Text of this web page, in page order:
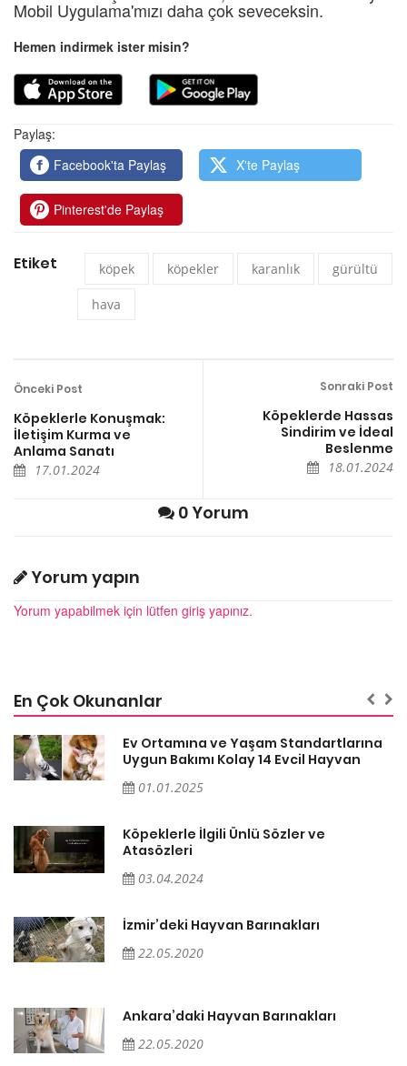
Mobil Uygulama'mızı daha çok seveceksin.
Hemen indirmek ister misin?
Paylaş:
Facebook'ta Paylaş
X'te Paylaş
Pinterest'de Paylaş
Etiket köpek köpekler karanlık gürültü
hava
Önceki Post
Köpeklerle Konuşmak:
İletişim Kurma ve
Anlama Sanatı
17.01.2024
Sonraki Post
Köpeklerde Hassas
Sindirim ve İdeal
Beslenme
18.01.2024
0 Yorum
Yorum yapın
Yorum yapabilmek için lütfen giriş yapınız.
En Çok Okunanlar
Ev Ortamına ve Yaşam Standartlarına
Uygun Bakımı Kolay 14 Evcil Hayvan
01.01.2025
Köpeklerle İlgili Ünlü Sözler ve
Atasözleri
03.04.2024
İzmir’deki Hayvan Barınakları
22.05.2020
Ankara’daki Hayvan Barınakları
22.05.2020